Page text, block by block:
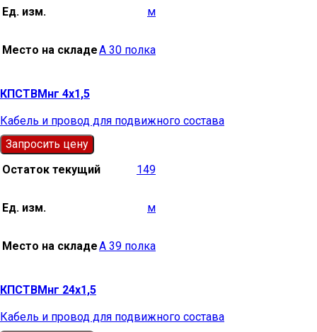
Ед. изм. м
Место на складеА 30 полка
КПСТВМнг 4х1,5
Кабель и провод для подвижного состава
Запросить цену
Остаток текущий
149
Ед. изм. м
Место на складеА 39 полка
КПСТВМнг 24х1,5
Кабель и провод для подвижного состава